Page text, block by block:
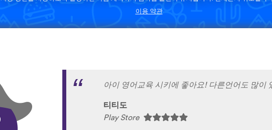
이용 약관
아이 영어교육 시키에 좋아요! 다른언어도 많이
티티도
Play Store